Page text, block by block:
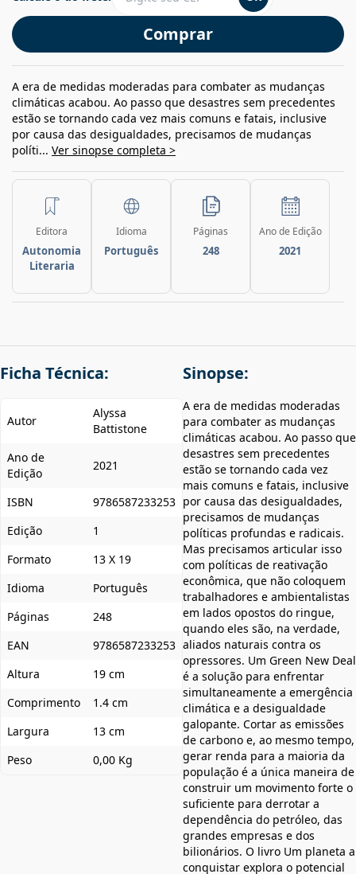
Comprar
A era de medidas moderadas para combater as mudanças
climáticas acabou. Ao passo que desastres sem precedentes
estão se tornando cada vez mais comuns e fatais, inclusive
por causa das desigualdades, precisamos de mudanças
políti... Ver sinopse completa >
Editora
Autonomia
Literaria
Idioma
Português
Páginas
248
Ano de Edição
2021
Ficha Técnica:
Autor
Alyssa
Battistone
Ano de
Edição
2021
ISBN
9786587233253
Edição
1
Formato
13 X 19
Idioma
Português
Páginas
248
EAN
9786587233253
Altura
19 cm
Comprimento
1.4 cm
Largura
13 cm
Peso
0,00 Kg
Sinopse:
A era de medidas moderadas
para combater as mudanças
climáticas acabou. Ao passo que
desastres sem precedentes
estão se tornando cada vez
mais comuns e fatais, inclusive
por causa das desigualdades,
precisamos de mudanças
políticas profundas e radicais.
Mas precisamos articular isso
com políticas de reativação
econômica, que não coloquem
trabalhadores e ambientalistas
em lados opostos do ringue,
quando eles são, na verdade,
aliados naturais contra os
opressores. Um Green New Deal
é a solução para enfrentar
simultaneamente a emergência
climática e a desigualdade
galopante. Cortar as emissões
de carbono e, ao mesmo tempo,
gerar renda para a maioria da
população é a única maneira de
construir um movimento forte o
suficiente para derrotar a
dependência do petróleo, das
grandes empresas e dos
bilionários. O livro Um planeta a
conquistar explora o potencial